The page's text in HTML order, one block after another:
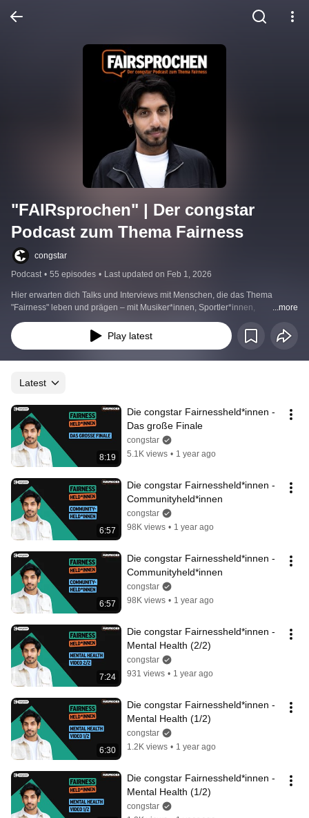
"FAIRsprochen" | Der congstar
Podcast zum Thema Fairness
congstar
Podcast • 55 episodes • Last updated on Feb 1, 2026
Hier erwarten dich Talks und Interviews mit Menschen, die das Thema
"Fairness" leben und prägen – mit Musiker*innen, Sportler*innen,
Unternehmer*innen, Influencer*innen und anderen mal mehr, mal weniger
bekannten Persönlichkeiten.
...more
Play latest
Latest
8:19
Die congstar Fairnessheld*innen -
Das große Finale
congstar
5.1K views • 1 year ago
6:57
Die congstar Fairnessheld*innen -
Communityheld*innen
congstar
98K views • 1 year ago
6:57
Die congstar Fairnessheld*innen -
Communityheld*innen
congstar
98K views • 1 year ago
7:24
Die congstar Fairnessheld*innen -
Mental Health (2/2)
congstar
931 views • 1 year ago
6:30
Die congstar Fairnessheld*innen -
Mental Health (1/2)
congstar
1.2K views • 1 year ago
Die congstar Fairnessheld*innen -
Mental Health (1/2)
congstar